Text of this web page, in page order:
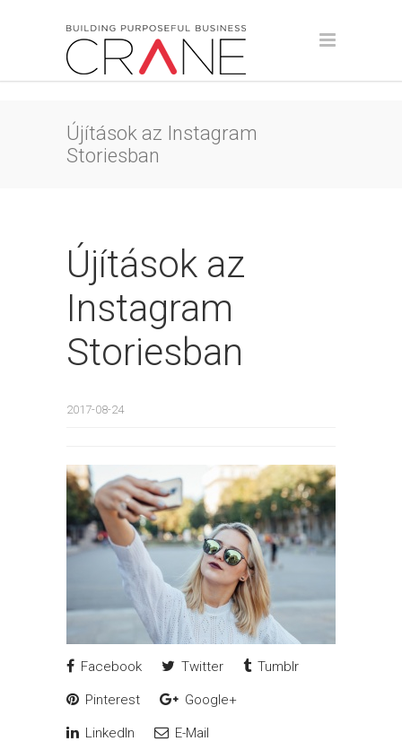
Újítások az Instagram
Storiesban
Újítások az
Instagram
Storiesban
2017-08-24
Facebook Twitter Tumblr
Pinterest Google+
LinkedIn E-Mail